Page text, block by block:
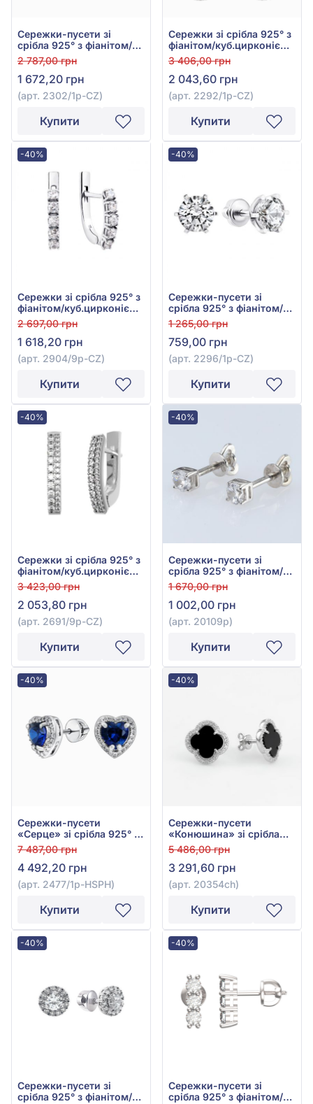
Сережки-пусети зі
срібла 925° з фіанітом/
куб.цирконієм, арт.
2302/1р-CZ
2 787,00 грн
1 672,20 грн
(арт. 2302/1р-CZ)
Купити
Сережки зі срібла 925° з
фіанітом/куб.цирконієм,
арт. 2292/1р-CZ
3 406,00 грн
2 043,60 грн
(арт. 2292/1р-CZ)
Купити
-40%
Сережки зі срібла 925° з
фіанітом/куб.цирконієм,
арт. 2904/9р-CZ
2 697,00 грн
1 618,20 грн
(арт. 2904/9р-CZ)
Купити
-40%
Сережки-пусети зі
срібла 925° з фіанітом/
куб.цирконієм, арт.
2296/1р-CZ
1 265,00 грн
759,00 грн
(арт. 2296/1р-CZ)
Купити
-40%
Сережки зі срібла 925° з
фіанітом/куб.цирконієм,
арт. 2691/9р-CZ
3 423,00 грн
2 053,80 грн
(арт. 2691/9р-CZ)
Купити
-40%
Сережки-пусети зі
срібла 925° з фіанітом/
куб.цирконієм, арт.
20109р
1 670,00 грн
1 002,00 грн
(арт. 20109р)
Купити
-40%
Сережки-пусети
«Серце» зі срібла 925° з
синім гідро. сапфіром та
фіанітом/куб.цирконієм,
арт. 2477/1р-HSPH
7 487,00 грн
4 492,20 грн
(арт. 2477/1р-HSPH)
Купити
-40%
Сережки-пусети
«Конюшина» зі срібла
925° з фіанітом/
куб.цирконієм та чорним
оніксом, арт. 20354ch
5 486,00 грн
3 291,60 грн
(арт. 20354ch)
Купити
-40%
Сережки-пусети зі
срібла 925° з фіанітом/
-40%
Сережки-пусети зі
срібла 925° з фіанітом/